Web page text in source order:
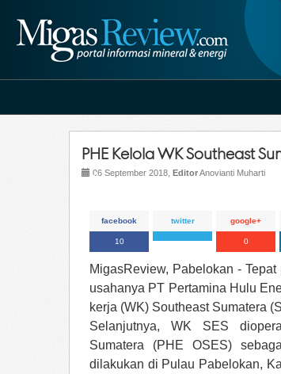
PHE Kelola WK Southeast
06 September 2018, EditorAnovianti Muharti
facebook
10
twitter google+
0
MigasReview, Pabelokan -
usahanya PT Pertamina Hulu
kerja (WK) Southeast Sumatera
Selanjutnya, WK SES
Sumatera (PHE OSES)
dilakukan di Pulau Pabelokan,